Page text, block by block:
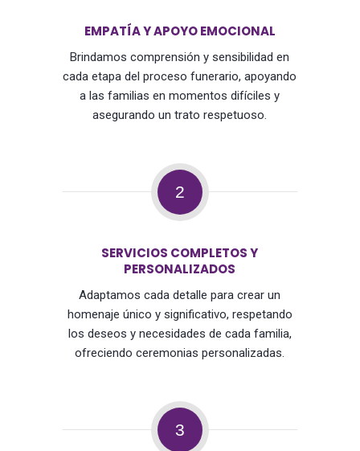
EMPATÍA Y APOYO EMOCIONAL
Brindamos comprensión y sensibilidad en
cada etapa del proceso funerario, apoyando
a las familias en momentos difíciles y
asegurando un trato respetuoso.
2
SERVICIOS COMPLETOS Y
PERSONALIZADOS
Adaptamos cada detalle para crear un
homenaje único y significativo, respetando
los deseos y necesidades de cada familia,
ofreciendo ceremonias personalizadas.
3